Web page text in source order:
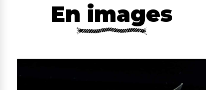
En images